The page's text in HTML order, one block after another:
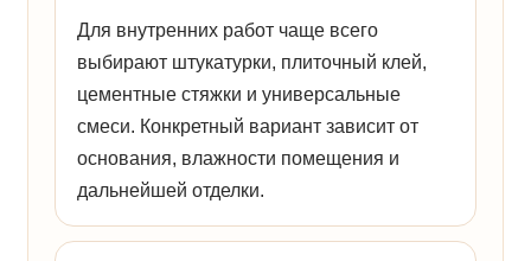
Для внутренних работ чаще всего
выбирают штукатурки, плиточный клей,
цементные стяжки и универсальные
смеси. Конкретный вариант зависит от
основания, влажности помещения и
дальнейшей отделки.